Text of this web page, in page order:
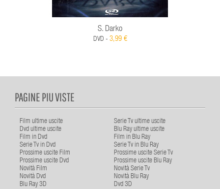
S. Darko
DVD - 3,99 €
PAGINE PIU VISTE
Film ultime uscite
Serie Tv ultime uscite
Dvd ultime uscite
Blu Ray ultime uscite
Film in Dvd
Film in Blu Ray
Serie Tv in Dvd
Serie Tv in Blu Ray
Prossime uscite Film
Prossime uscite Serie Tv
Prossime uscite Dvd
Prossime uscite Blu Ray
Novità Film
Novità Serie Tv
Novità Dvd
Novità Blu Ray
Blu Ray 3D
Dvd 3D